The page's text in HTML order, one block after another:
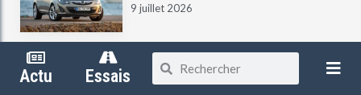
9 juillet 2026
MINI Cooper Édition Oxford : Une série
spéciale pour célébrer le berceau de la
marque
Actu Essais